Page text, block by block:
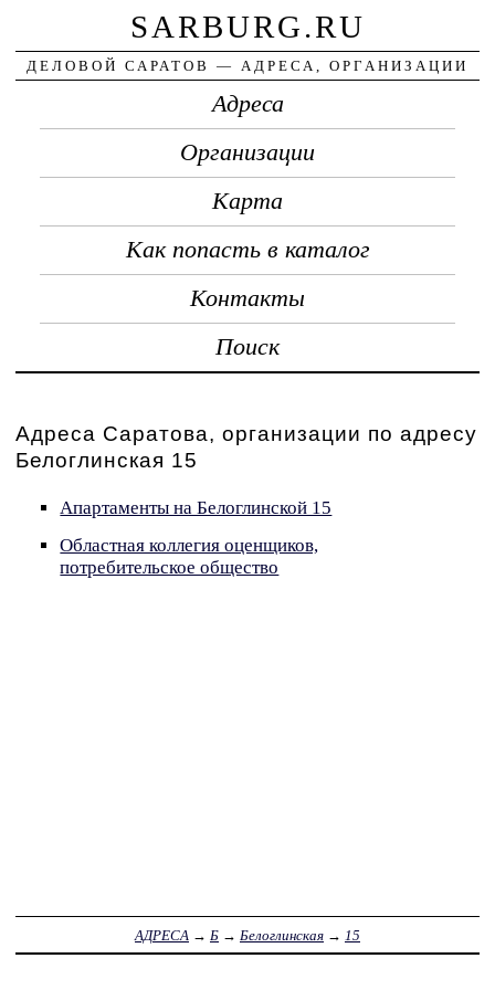
SARBURG.RU
ДЕЛОВОЙ САРАТОВ — АДРЕСА, ОРГАНИЗАЦИИ
Адреса
Организации
Карта
Как попасть в каталог
Контакты
Поиск
Адреса Саратова, организации по адресу
Белоглинская 15
Апартаменты на Белоглинской 15
Областная коллегия оценщиков,
потребительское общество
АДРЕСА → Б → Белоглинская → 15